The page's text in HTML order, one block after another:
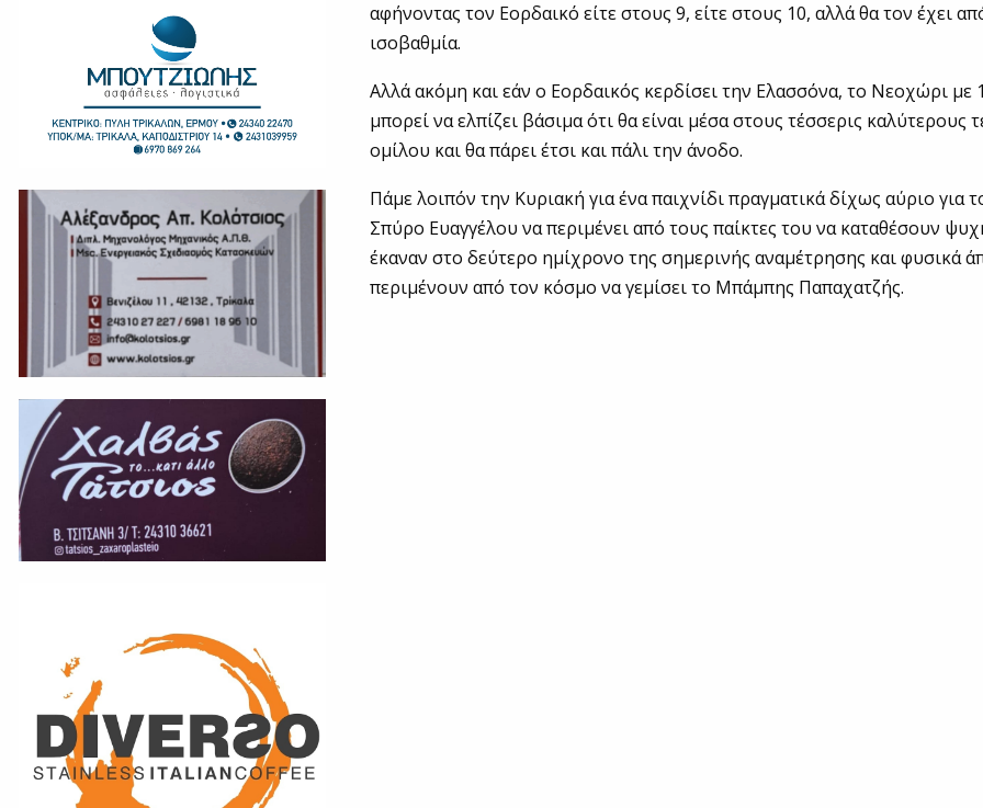
αφήνοντας τον Εορδαικό είτε στους 9, είτε στους 10, αλλά θα τον έχει
ισοβαθμία.
Αλλά ακόμη και εάν ο Εορδαικός κερδίσει την Ελασσόνα, το Νεοχώρι με
μπορεί να ελπίζει βάσιμα ότι θα είναι μέσα στους τέσσερις καλύτερους
ομίλου και θα πάρει έτσι και πάλι την άνοδο.
Πάμε λοιπόν την Κυριακή για ένα παιχνίδι πραγματικά δίχως αύριο για
Σπύρο Ευαγγέλου να περιμένει από τους παίκτες του να καταθέσουν
έκαναν στο δεύτερο ημίχρονο της σημερινής αναμέτρησης και φυσικά
περιμένουν από τον κόσμο να γεμίσει το Μπάμπης Παπαχατζής.